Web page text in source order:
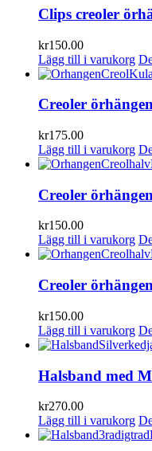
Clips creoler
kr150.00
Lägg till i varukorg
Creoler
kr175.00
Lägg till i varukorg
Creoler
kr150.00
Lägg till i varukorg
Creoler
kr150.00
Lägg till i varukorg
Halsband med
kr270.00
Lägg till i varukorg